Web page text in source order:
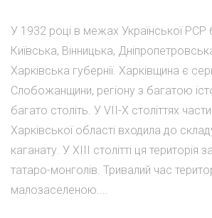
У 1932 році в межах Української РСР
Київська, Вінницька,
Харківська губернії. Харківщина є
Слобожанщини, регіону з багатою
багато століть. У VII-X століттях
Харківської області входила до
каганату. У XIII столітті ця територія
татаро-монголів. Тривалий час
малозаселеною....